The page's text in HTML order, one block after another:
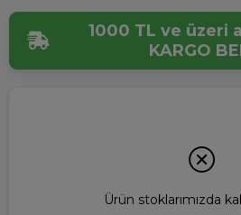
1000 TL ve üzeri
KARGO
Ürün stoklarımızda